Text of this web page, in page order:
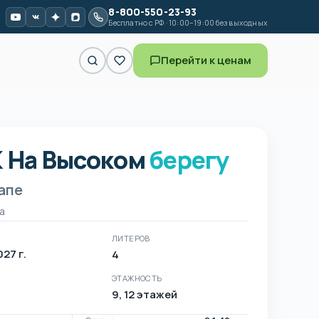
8-800-550-23-93
Бесплатно с РФ · 10:00–19:00 без выходных
Перейти к ценам
Высоком берегу в Анапе
Высокомберегу
г.
ЛИТЕРОВ
4
ЭТАЖНОСТЬ
9, 12 этажей